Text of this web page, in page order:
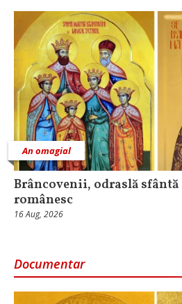
An omagial
Brâncovenii, odraslă sfântă
românesc
16 Aug, 2026
Documentar